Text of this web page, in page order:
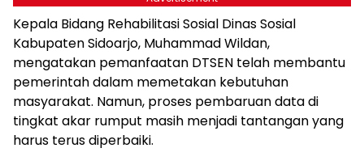
Kepala Bidang Rehabilitasi Sosial Dinas Sosial
Kabupaten Sidoarjo, Muhammad Wildan,
mengatakan pemanfaatan DTSEN telah membantu
pemerintah dalam memetakan kebutuhan
masyarakat. Namun, proses pembaruan data di
tingkat akar rumput masih menjadi tantangan yang
harus terus diperbaiki.